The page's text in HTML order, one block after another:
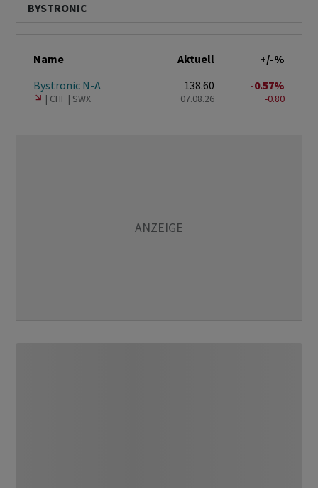
BYSTRONIC
Name Aktuell
+/-%
Bystronic N-A
CHF SWX
138.60
07.08.26
-0.57%
-0.80